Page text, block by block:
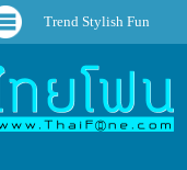
Trend Stylish Fun